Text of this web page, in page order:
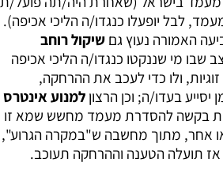
לבל יופעלו כנגדו/ה הליכי אכיפה).
האמורה נעוץ גם שיקול רוחב
שבו מי שננקטו כנגדו/ה הליכי אכיפה
ולו כדי לעכב את ההרחקה,
בעדו/ה; וכן הרצון למנוע אינטרס
בקשה להסדרת מעמד מחשש שמא זו
אחר, מתוך מחשבה ש"במקרה הגרוע",
תועלה הטענה וההרחקה תעוכב.